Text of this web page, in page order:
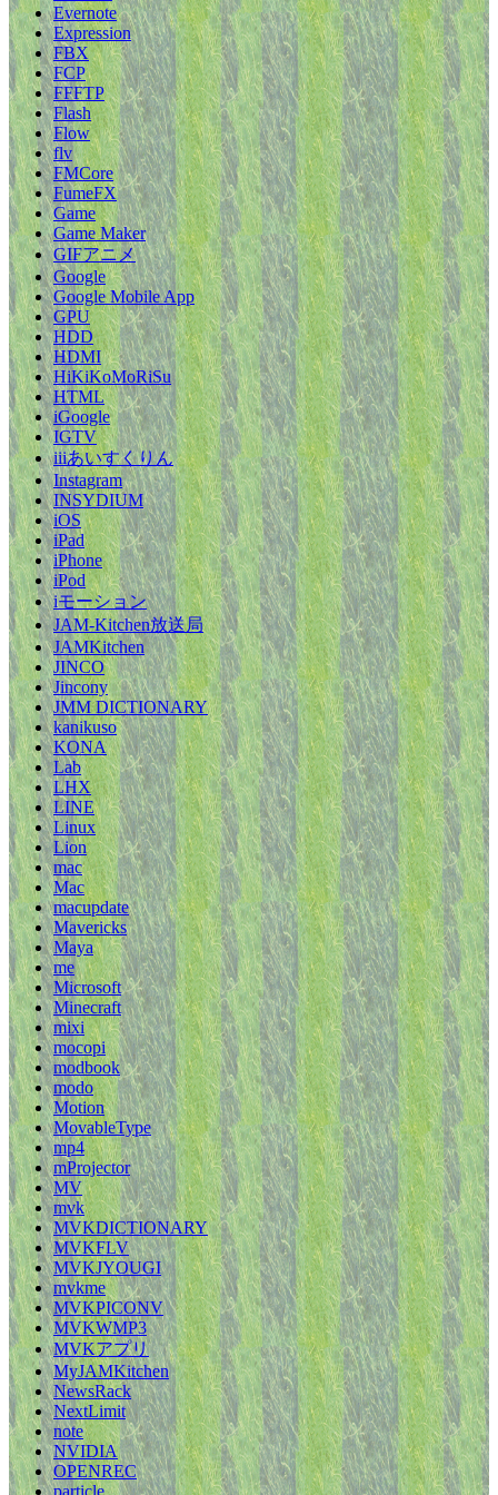
Evernote
Expression
FBX
FCP
FFFTP
Flash
Flow
flv
FMCore
FumeFX
Game
Game Maker
GIFアニメ
Google
Google Mobile App
GPU
HDD
HDMI
HiKiKoMoRiSu
HTML
iGoogle
IGTV
iiiあいすくりん
Instagram
INSYDIUM
iOS
iPad
iPhone
iPod
iモーション
JAM-Kitchen放送局
JAMKitchen
JINCO
Jincony
JMM DICTIONARY
kanikuso
KONA
Lab
LHX
LINE
Linux
Lion
mac
Mac
macupdate
Mavericks
Maya
me
Microsoft
Minecraft
mixi
mocopi
modbook
modo
Motion
MovableType
mp4
mProjector
MV
mvk
MVKDICTIONARY
MVKFLV
MVKJYOUGI
mvkme
MVKPICONV
MVKWMP3
MVKアプリ
MyJAMKitchen
NewsRack
NextLimit
note
NVIDIA
OPENREC
particle